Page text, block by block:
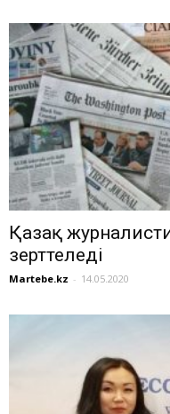
Қазақ
зерттеледі
Martebe.kz - 14.05.2020